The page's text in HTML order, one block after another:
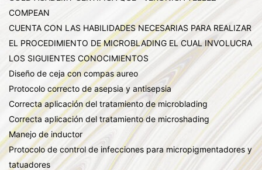
COMPEAN
CUENTA CON LAS HABILIDADES NECESARIAS PARA REALIZAR
EL PROCEDIMIENTO DE MICROBLADING EL CUAL INVOLUCRA
LOS SIGUIENTES CONOCIMIENTOS
Diseño de ceja con compas aureo
Protocolo correcto de asepsia y antisepsia
Correcta aplicación del tratamiento de microblading
Correcta aplicación del tratamiento de microshading
Manejo de inductor
Protocolo de control de infecciones para micropigmentadores y
tatuadores